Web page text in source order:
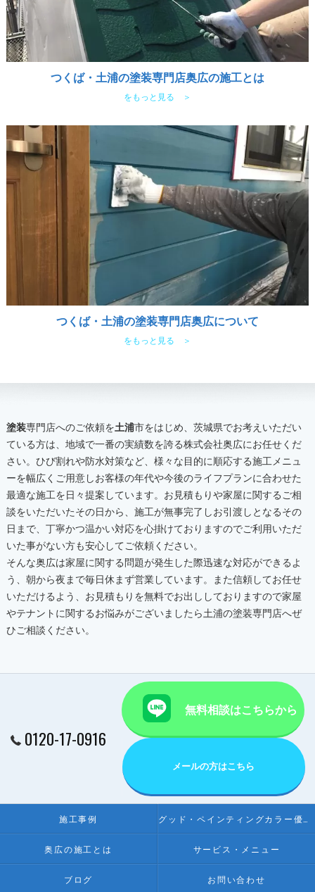
つくば・土浦の塗装専門店奥広の施工とは
をもっと見る ＞
つくば・土浦の塗装専門店奥広について
をもっと見る ＞
塗装専門店へのご依頼を土浦市をはじめ、茨城県でお考えいただい
ている方は、地域で一番の実績数を誇る株式会社奥広にお任せくだ
さい。ひび割れや防水対策など、様々な目的に順応する施工メニュ
ーを幅広くご用意しお客様の年代や今後のライフプランに合わせた
最適な施工を日々提案しています。お見積もりや家屋に関するご相
談をいただいたその日から、施工が無事完了しお引渡しとなるその
日まで、丁寧かつ温かい対応を心掛けておりますのでご利用いただ
いた事がない方も安心してご依頼ください。
そんな奥広は家屋に関する問題が発生した際迅速な対応ができるよ
う、朝から夜まで毎日休まず営業しています。また信頼してお任せ
いただけるよう、お見積もりを無料でお出ししておりますので家屋
やテナントに関するお悩みがございましたら土浦の塗装専門店へぜ
ひご相談ください。
0120-17-0916
無料相談はこちらから
メールの方はこちら
施工事例
奥広の施工とは サービス・メニュー
ブログ お問い合わせ